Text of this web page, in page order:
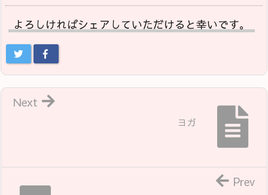
よろしければシェアしていただけると幸いです。
ヨガ
Next
Prev